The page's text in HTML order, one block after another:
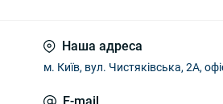
Наша адреса
м. Київ, вул. Чистяківська, 2А,